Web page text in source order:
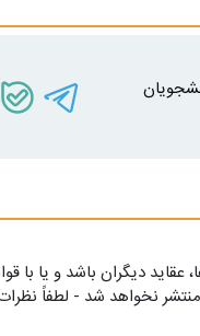
دیگران باشد و یا با
نخواهد شد - لطفاً